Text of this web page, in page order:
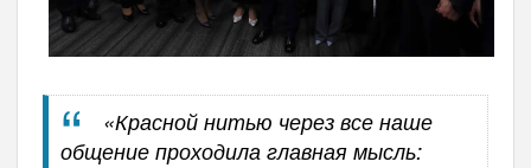
«Красной нитью через все наше
общение проходила главная мысль: